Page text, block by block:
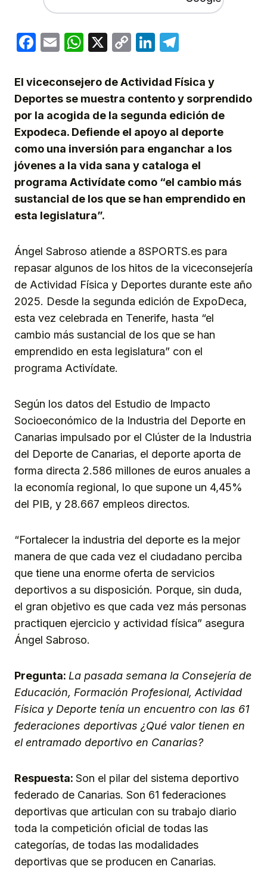
Facebook
EmailWhatsApp
X
CopyLinkedIn
El viceconsejero de Actividad Física y
Deportes se muestra contento y sorprendido
por la acogida de la segunda edición de
Expodeca. Defiende el apoyo al deporte
como una inversión para enganchar a los
jóvenes a la vida sana y cataloga el
programa Activídate como “el cambio más
sustancial de los que se han emprendido en
esta legislatura”.
Ángel Sabroso atiende a 8SPORTS.es para
repasar algunos de los hitos de la viceconsejería
de Actividad Física y Deportes durante este año
2025. Desde la segunda edición de ExpoDeca,
esta vez celebrada en Tenerife, hasta “el
cambio más sustancial de los que se han
emprendido en esta legislatura” con el
programa Activídate.
Según los datos del Estudio de Impacto
Socioeconómico de la Industria del Deporte en
Canarias impulsado por el Clúster de la Industria
del Deporte de Canarias, el deporte aporta de
forma directa 2.586 millones de euros anuales a
la economía regional, lo que supone un 4,45%
del PIB, y 28.667 empleos directos.
“Fortalecer la industria del deporte es la mejor
manera de que cada vez el ciudadano perciba
que tiene una enorme oferta de servicios
deportivos a su disposición. Porque, sin duda,
el gran objetivo es que cada vez más personas
practiquen ejercicio y actividad física” asegura
Ángel Sabroso.
Pregunta: La pasada semana la Consejería de
Educación, Formación Profesional, Actividad
Física y Deporte tenía un encuentro con las 61
federaciones deportivas ¿Qué valor tienen en
el entramado deportivo en Canarias?
Respuesta: Son el pilar del sistema deportivo
federado de Canarias. Son 61 federaciones
deportivas que articulan con su trabajo diario
toda la competición oficial de todas las
categorías, de todas las modalidades
deportivas que se producen en Canarias.